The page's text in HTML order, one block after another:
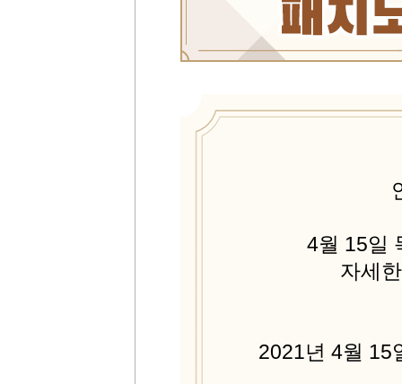
4월 15일
자세
2021년 4월 15